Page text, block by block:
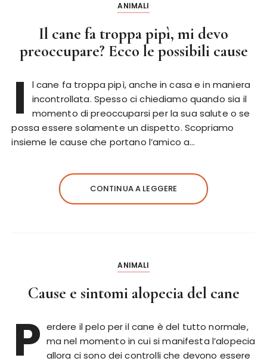
ANIMALI
Il cane fa troppa pipì, mi devo
preoccupare? Ecco le possibili cause
I
l cane fa troppa pipì, anche in casa e in maniera
incontrollata. Spesso ci chiediamo quando sia il
momento di preoccuparsi per la sua salute o se
possa essere solamente un dispetto. Scopriamo
insieme le cause che portano l’amico a…
CONTINUA A LEGGERE
ANIMALI
Cause e sintomi alopecia del cane
P erdere il pelo per il cane è del tutto normale,
ma nel momento in cui si manifesta l’alopecia
allora ci sono dei controlli che devono essere